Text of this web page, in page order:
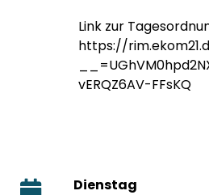
Link zur
https://
vERQZ6AV-FFsKQ
Dienstag